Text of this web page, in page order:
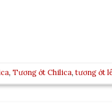
,Tương ớt Chilica,tương ớt